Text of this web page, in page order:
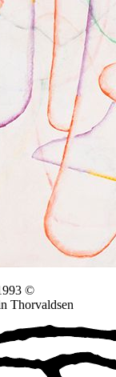
©
Thorvaldsen